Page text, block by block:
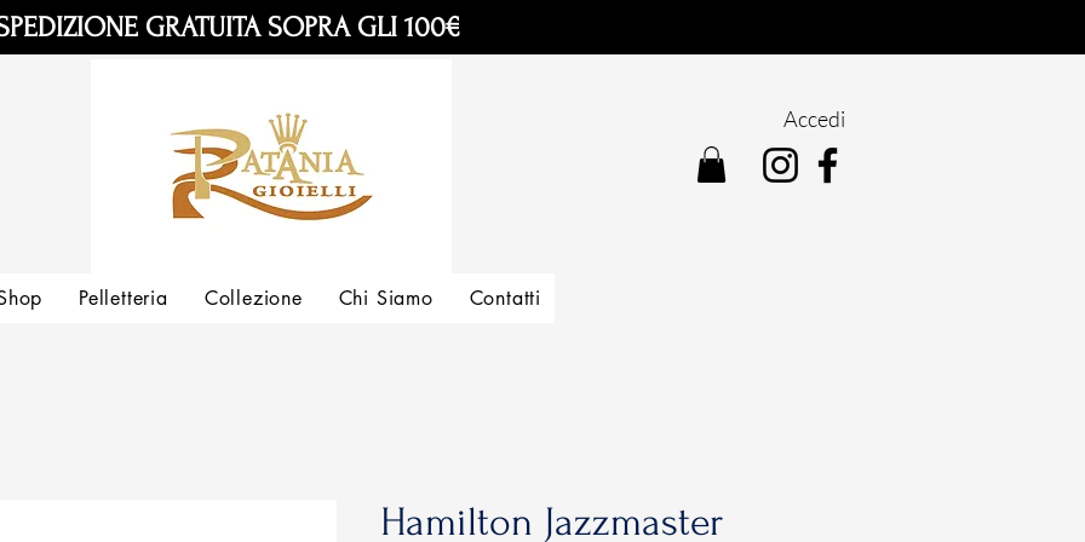
GRATUITA SOPRA GLI 100€
Accedi
Hamilton Jazzmaster
Pelletteria Collezione Chi Siamo Contatti